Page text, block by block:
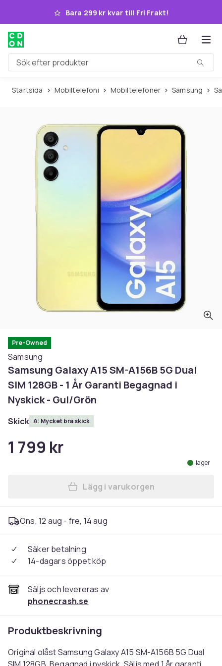
Hoppa till huvudinnehållet
Bara 299 kr kvar till Fri Frakt!
Sök efter produkter
Startsida Mobiltelefoni Mobiltelefoner Samsung
Pre-Owned
Samsung
Samsung Galaxy A15 SM-A156B 5G Dual
SIM 128GB - 1 År Garanti Begagnad i
Nyskick - Gul/Grön
Skick A: Mycket bra skick
1 799 kr
I lager
Lägg till Samsung Galaxy
Lägg i varukorgen
Ons, 12 aug - fre, 14 aug
Säker betalning
14-dagars öppet köp
Säljs och levereras av
phonecrash.se
Produktbeskrivning
Original olåst Samsung Galaxy A15 SM-A156B 5G Dual